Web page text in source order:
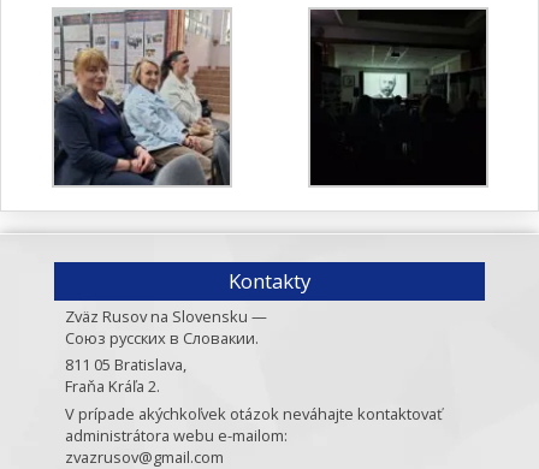
Kontakty
Zväz Rusov na Slovensku —
Союз русских в Словакии.
811 05 Bratislava,
Fraňa Kráľa 2.
V prípade akýchkoľvek otázok neváhajte kontaktovať
administrátora webu e-mailom:
zvazrusov@gmail.com